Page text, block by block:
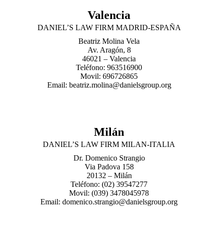
Valencia
DANIEL’S LAW FIRM MADRID-ESPAÑA
Beatriz Molina Vela
Av. Aragón, 8
46021 – Valencia
Teléfono: 963516900
Movil: 696726865
Email: beatriz.molina@danielsgroup.org
Milán
DANIEL’S LAW FIRM MILAN-ITALIA
Dr. Domenico Strangio
Via Padova 158
20132 – Milán
Teléfono: (02) 39547277
Movil: (039) 3478045978
Email: domenico.strangio@danielsgroup.org